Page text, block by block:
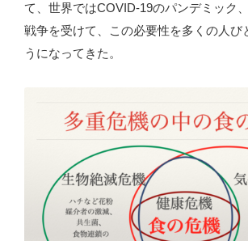
て、世界ではCOVID-19のパンデミック
戦争を受けて、この必要性を多くの人び
うになってきた。